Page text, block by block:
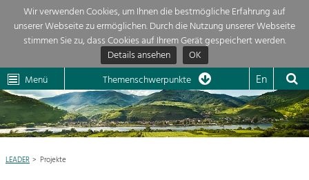
Wir verwenden Cookies, um Ihnen die bestmögliche Erfahrung auf
unserer Webseite zu ermöglichen. Durch die Nutzung unserer Webseite
stimmen Sie zu, dass Cookies auf Ihrem Gerät gespeichert werden.
Details ansehen
OK
Dunkelsteinerwald Klima
Menü Themenschwerpunkte En
Aktuelles 
Region 
Projekte
Themenübersicht
Die Regionalentwicklung in unserer Region ist sehr vielfältig. Deshalb
geben wir hier eine Übersicht über unsere Themenschwerpunkte. Für
mehr Informationen einfach das Thema anklicken und schon werden alle
Projekte in diesem Kontext angezeigt.
Natur- &
LEADER Projekte